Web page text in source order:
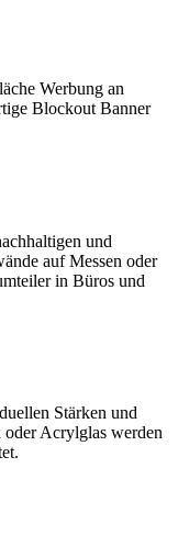
Werbung an
Blockout Banner
und
auf Messen oder
in Büros und
Stärken und
Acrylglas werden